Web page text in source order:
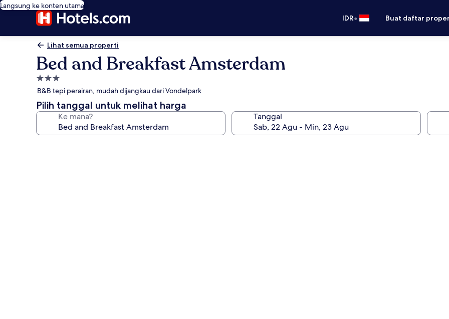
Langsung ke konten utama
IDR• Buat daftar
Lihat semua properti
Bed and Breakfast Amsterdam
Properti
bintang
3.0
B&B tepi perairan, mudah dijangkau dari Vondelpark
Pilih tanggal untuk melihat harga
Ke mana? Tanggal